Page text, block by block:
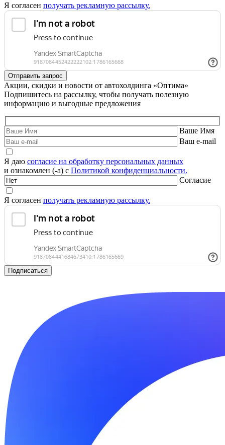
Я согласен получать рекламную рассылку.
Акции, скидки и новости от автохолдинга «Оптима»
Подпишитесь на рассылку, чтобы получать полезную
информацию и выгодные предложения
Ваше Имя
Ваш e-mail
Я даю согласие на обработку персональных данных
и ознакомлен (-а) с Политикой конфиденциальности.
Согласие
Я согласен получать рекламную рассылку.